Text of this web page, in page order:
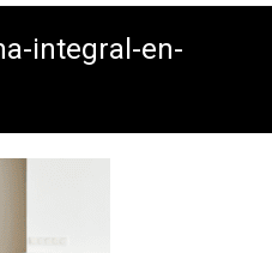
integral-en-